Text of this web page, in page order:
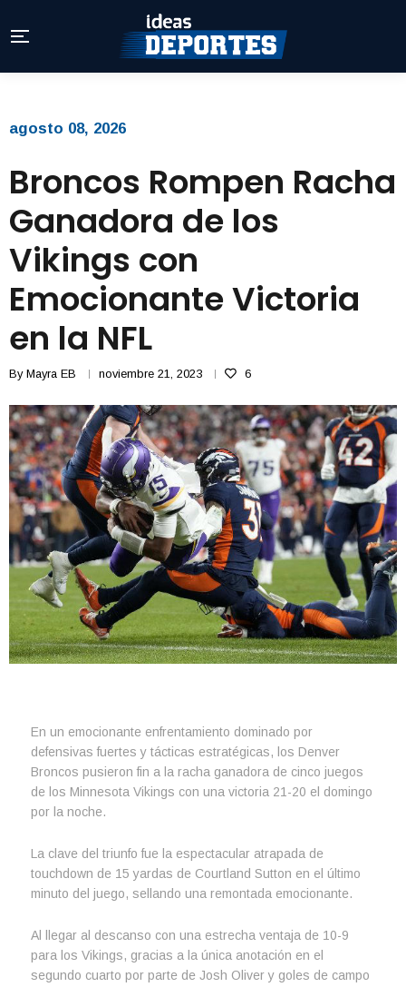
agosto 08, 2026
Broncos Rompen Racha
Ganadora de los
Vikings con
Emocionante Victoria
en la NFL
By Mayra EB noviembre 21, 2023 6
En un emocionante enfrentamiento dominado por
defensivas fuertes y tácticas estratégicas, los Denver
Broncos pusieron fin a la racha ganadora de cinco juegos
de los Minnesota Vikings con una victoria 21-20 el domingo
por la noche.
La clave del triunfo fue la espectacular atrapada de
touchdown de 15 yardas de Courtland Sutton en el último
minuto del juego, sellando una remontada emocionante.
Al llegar al descanso con una estrecha ventaja de 10-9
para los Vikings, gracias a la única anotación en el
segundo cuarto por parte de Josh Oliver y goles de campo